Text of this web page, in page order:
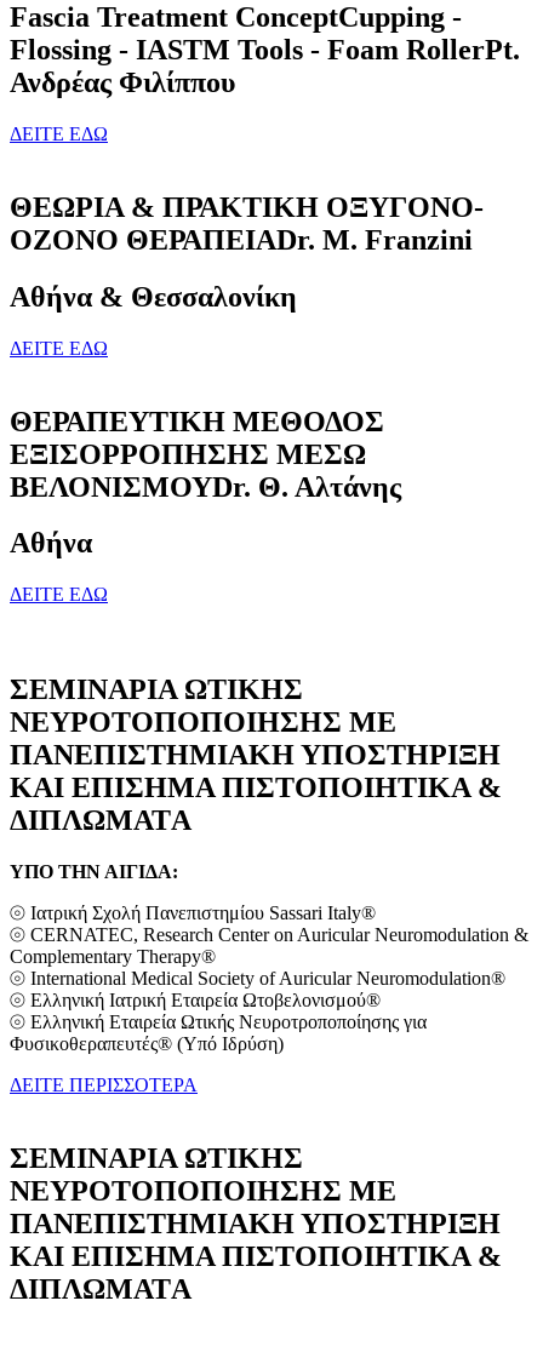
Fascia Treatment ConceptCupping -
Flossing - IASTM Tools - Foam RollerPt.
Ανδρέας Φιλίππου
ΔΕΙΤΕ ΕΔΩ
ΘΕΩΡΙΑ & ΠΡΑΚΤΙΚΗ ΟΞΥΓΟΝΟ-
ΟΖΟΝΟ ΘΕΡΑΠΕΙΑDr. M. Franzini
Αθήνα & Θεσσαλονίκη
ΔΕΙΤΕ ΕΔΩ
ΘΕΡΑΠΕΥΤΙΚΗ ΜΕΘΟΔΟΣ
ΕΞΙΣΟΡΡΟΠΗΣΗΣ ΜΕΣΩ
ΒΕΛΟΝΙΣΜΟΥDr. Θ. Αλτάνης
Αθήνα
ΔΕΙΤΕ ΕΔΩ
ΣΕΜΙΝΑΡΙΑ ΩΤΙΚΗΣ
ΝΕΥΡΟΤΟΠΟΠΟΙΗΣΗΣ ΜΕ
ΠΑΝΕΠΙΣΤΗΜΙΑΚΗ ΥΠΟΣΤΗΡΙΞΗ
ΚΑΙ ΕΠΙΣΗΜΑ ΠΙΣΤΟΠΟΙΗΤΙΚΑ &
ΔΙΠΛΩΜΑΤA
ΥΠΟ ΤΗΝ ΑΙΓΙΔΑ:
⦾ Ιατρική Σχολή Πανεπιστημίου Sassari Italy®
⦾ CERNATEC, Research Center on Auricular Neuromodulation &
Complementary Therapy®
⦾ International Medical Society of Auricular Neuromodulation®
⦾ Ελληνική Ιατρική Εταιρεία Ωτοβελονισμού®
⦾ Ελληνική Εταιρεία Ωτικής Νευροτροποποίησης για
Φυσικοθεραπευτές® (Υπό Ιδρύση)
ΔΕΙΤΕ ΠΕΡΙΣΣΟΤΕΡΑ
ΣΕΜΙΝΑΡΙΑ ΩΤΙΚΗΣ
ΝΕΥΡΟΤΟΠΟΠΟΙΗΣΗΣ ΜΕ
ΠΑΝΕΠΙΣΤΗΜΙΑΚΗ ΥΠΟΣΤΗΡΙΞΗ
ΚΑΙ ΕΠΙΣΗΜΑ ΠΙΣΤΟΠΟΙΗΤΙΚΑ &
ΔΙΠΛΩΜΑΤA